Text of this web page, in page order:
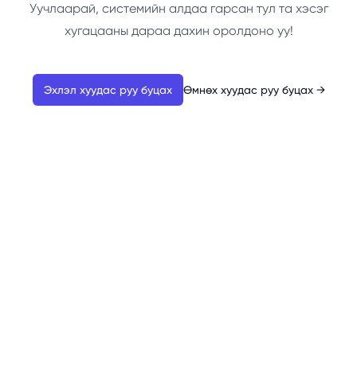
Уучлаарай, системийн алдаа гарсан тул та хэсэг
хугацааны дараа дахин оролдоно уу!
Эхлэл хуудас руу буцах Өмнөх хуудас руу буцах →